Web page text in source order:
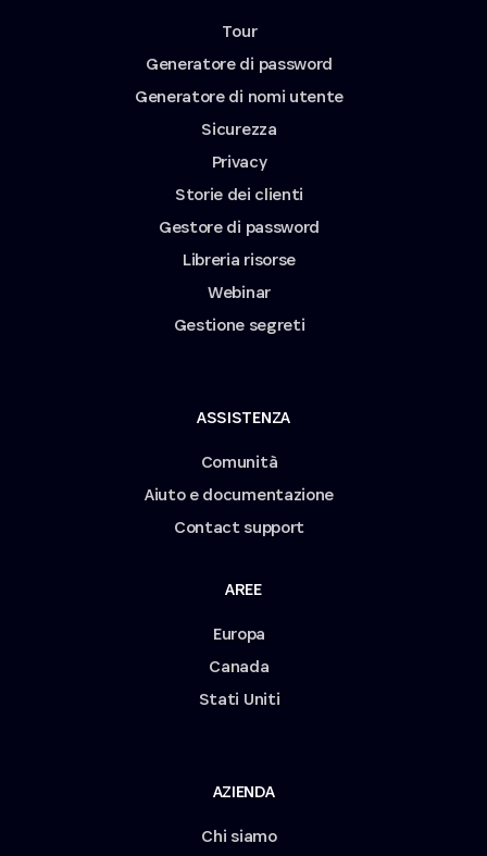
Tour
Generatore di password
Generatore di nomi utente
Sicurezza
Privacy
Storie dei clienti
Gestore di password
Libreria risorse
Webinar
Gestione segreti
ASSISTENZA
Comunità
Aiuto e documentazione
Contact support
AREE
Europa
Canada
Stati Uniti
AZIENDA
Chi siamo